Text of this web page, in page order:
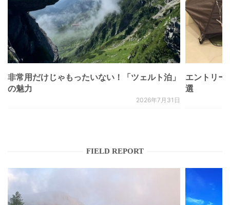
非常用だけじゃもったいない！「ツェルト泊」
の魅力
2026年7月31日
エントリー
選
FIELD REPORT